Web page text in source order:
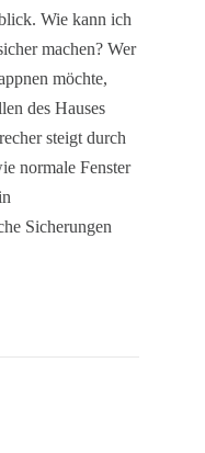
Wie kann ich
machen? Wer
möchte,
des Hauses
steigt durch
normale Fenster
Sicherungen